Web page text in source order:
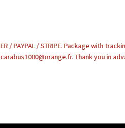
/ PAYPAL / STRIPE. Package with
Thank you in